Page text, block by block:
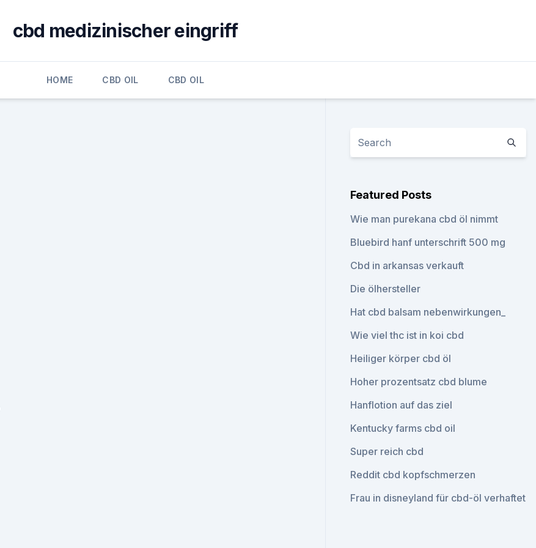
cbd medizinischer eingriff
HOME CBD OIL CBD OIL
Featured Posts
Wie man purekana cbd öl nimmt
Bluebird hanf unterschrift 500 mg
Cbd in arkansas verkauft
Die ölhersteller
Hat cbd balsam nebenwirkungen_
Wie viel thc ist in koi cbd
Heiliger körper cbd öl
Hoher prozentsatz cbd blume
Hanflotion auf das ziel
Kentucky farms cbd oil
Super reich cbd
Reddit cbd kopfschmerzen
Frau in disneyland für cbd-öl verhaftet